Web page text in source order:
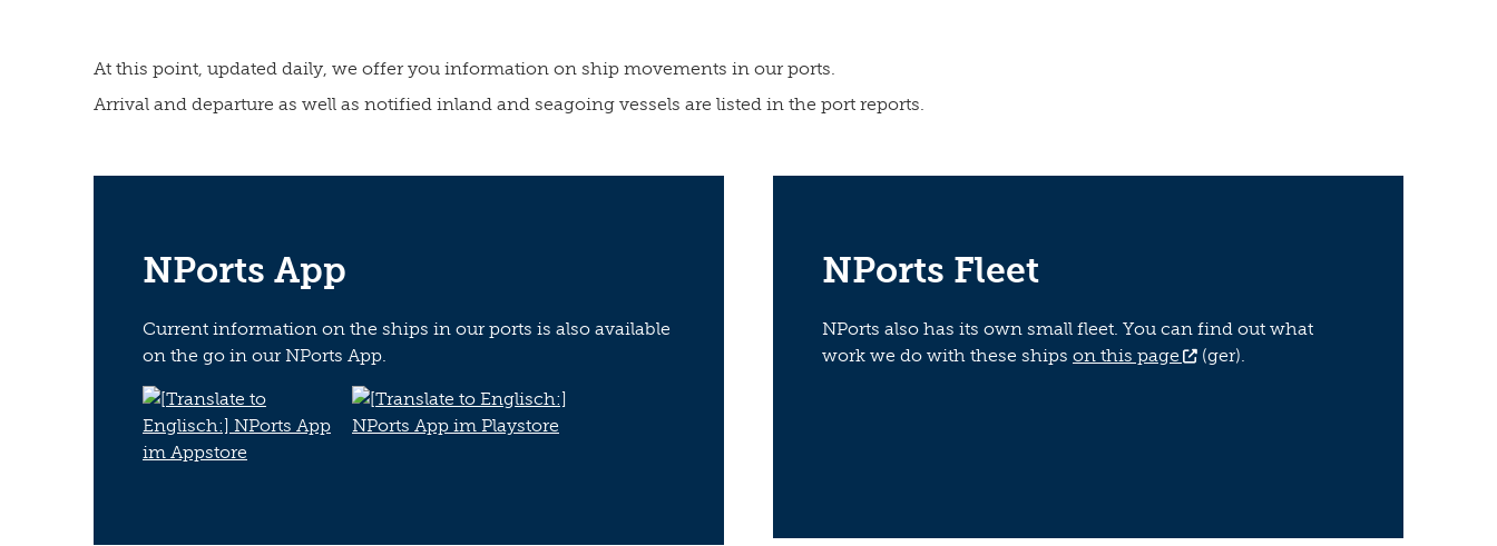
At this point, updated daily, we offer you information on ship movements in our ports.
Arrival and departure as well as notified inland and seagoing vessels are listed in the port reports.
NPorts App
Current information on the ships in our ports is also available
on the go in our NPorts App.
NPorts Fleet
NPorts also has its own small fleet. You can find out what
work we do with these ships on this page (ger).